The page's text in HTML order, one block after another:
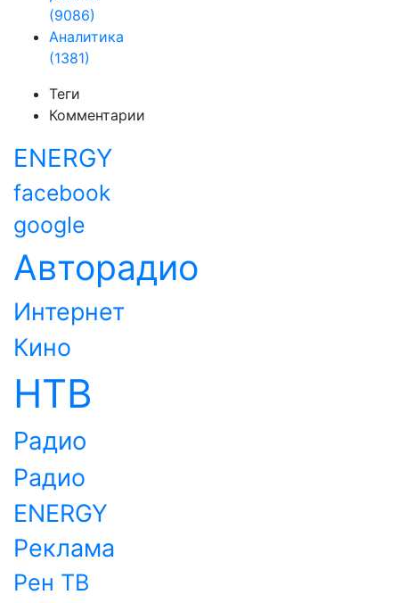
(9086)
Аналитика
(1381)
Теги
Комментарии
ENERGY
facebook
google
Авторадио
Интернет
Кино
НТВ
Радио
Радио
ENERGY
Реклама
Рен ТВ